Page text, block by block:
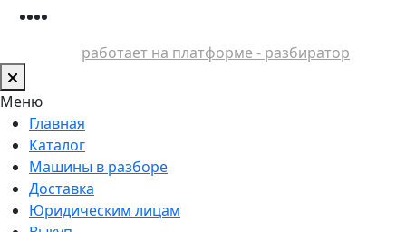
работает на платформе - разбиратор
Меню
Главная
Каталог
Машины в разборе
Доставка
Юридическим лицам